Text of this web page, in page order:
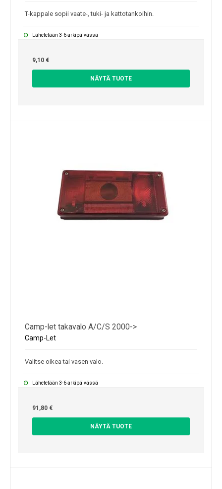
T-kappale sopii vaate-, tuki- ja kattotankoihin.
Lähetetään 3-6 arkipäivässä
9,10 €
NÄYTÄ TUOTE
Camp-let takavalo A/C/S 2000->
Camp-Let
Valitse oikea tai vasen valo.
Lähetetään 3-6 arkipäivässä
91,80 €
NÄYTÄ TUOTE